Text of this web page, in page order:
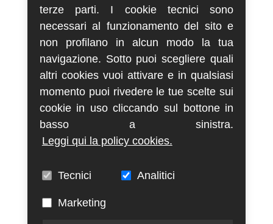
terze parti. I cookie tecnici sono
necessari al funzionamento del sito e
non profilano in alcun modo la tua
navigazione. Sotto puoi scegliere quali
altri cookies vuoi attivare e in qualsiasi
momento puoi rivedere le tue scelte sui
cookie in uso cliccando sul bottone in
basso a sinistra.
Leggi qui la policy cookies.
Tecnici Analitici
Marketing